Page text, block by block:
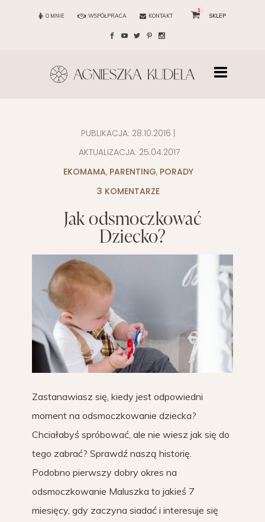
O MNIE WSPÓŁPRACA KONTAKT
1
SKLEP
PUBLIKACJA: 28.10.2016
AKTUALIZACJA: 25.04.2017
EKOMAMA, PARENTING, PORADY
3 KOMENTARZE
Jak odsmoczkować
Dziecko?
Zastanawiasz się, kiedy jest odpowiedni
moment na odsmoczkowanie dziecka?
Chciałabyś spróbować, ale nie wiesz jak się do
tego zabrać? Sprawdź naszą historię.
Podobno pierwszy dobry okres na
odsmoczkowanie Maluszka to jakieś 7
miesięcy, gdy zaczyna siadać i interesuje się